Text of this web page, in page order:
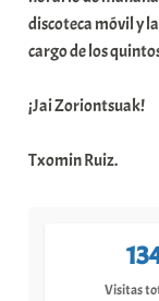
discoteca móvil y
cargo de los
¡Jai Zoriontsuak!
Txomin Ruiz.
Visitas